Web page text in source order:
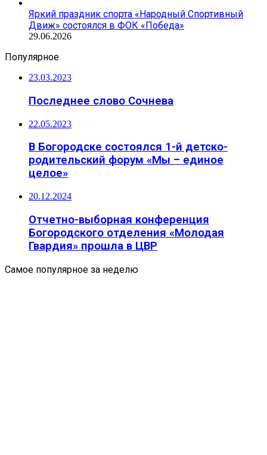
Яркий праздник спорта «Народный Спортивный
Движ» состоялся в ФОК «Победа»
29.06.2026
Популярное
23.03.2023
Последнее слово Сочнева
22.05.2023
В Богородске состоялся 1-й детско-
родительский форум «Мы – единое
целое»
20.12.2024
Отчетно-выборная конференция
Богородского отделения «Молодая
Гвардия» прошла в ЦВР
Самое популярное за неделю